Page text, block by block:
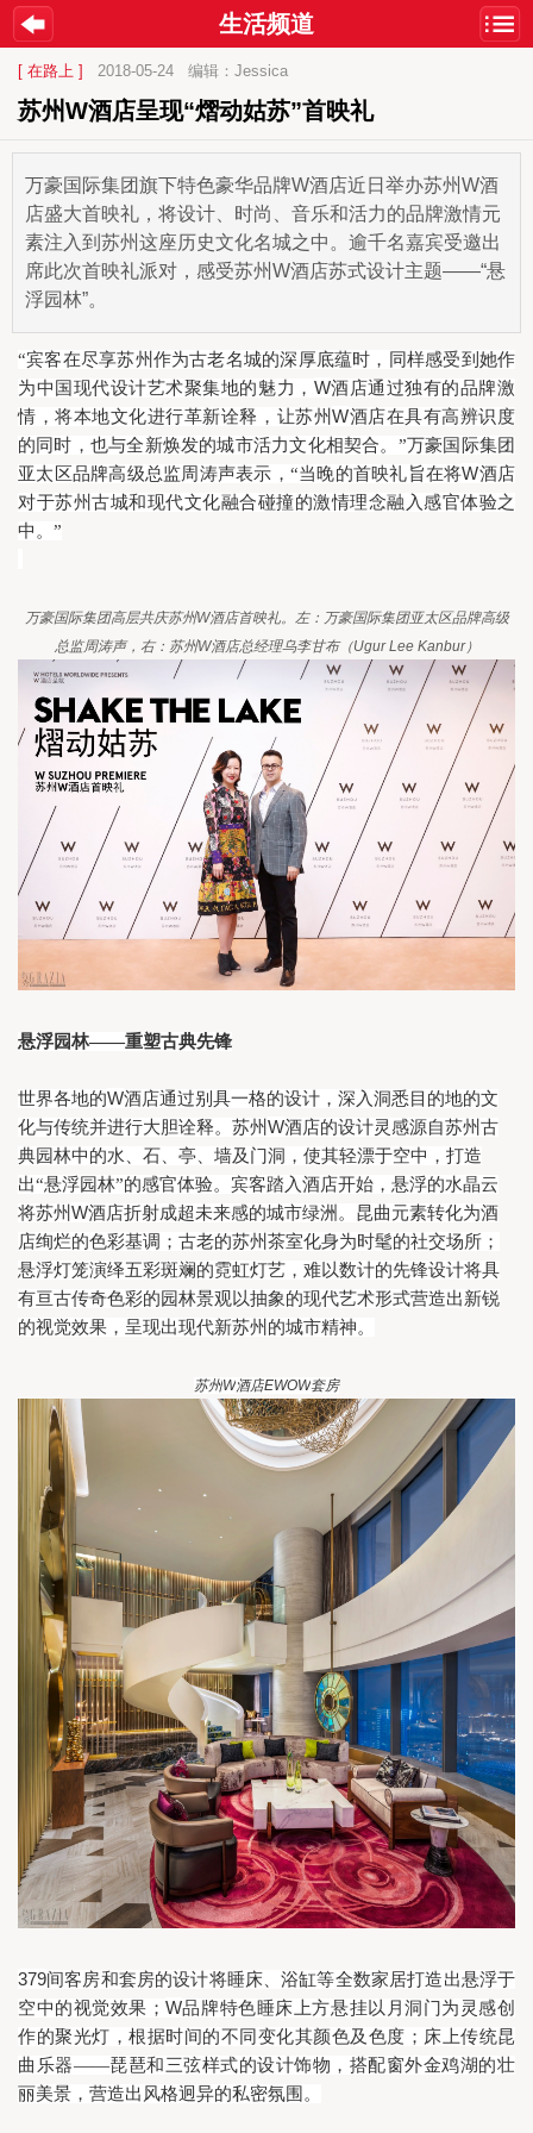
生活频道
[ 在路上 ] 2018-05-24 编辑：Jessica
苏州W酒店呈现“熠动姑苏”首映礼
万豪国际集团旗下特色豪华品牌W酒店近日举办苏州W酒
店盛大首映礼，将设计、时尚、音乐和活力的品牌激情元
素注入到苏州这座历史文化名城之中。逾千名嘉宾受邀出
席此次首映礼派对，感受苏州W酒店苏式设计主题——“悬
浮园林”。
“宾客在尽享苏州作为古老名城的深厚底蕴时，同样感受到她作
为中国现代设计艺术聚集地的魅力， W酒店通过独有的品牌激
情，将本地文化进行革新诠释，让苏州W酒店在具有高辨识度
的同时，也与全新焕发的城市活力文化相契合。”万豪国际集团
亚太区品牌高级总监周涛声表示，“当晚的首映礼旨在将W酒店
对于苏州古城和现代文化融合碰撞的激情理念融入感官体验之
中。”
万豪国际集团高层共庆苏州W酒店首映礼。左：万豪国际集团亚太区品牌高级
总监周涛声，右：苏州W酒店总经理乌李甘布（Ugur Lee Kanbur）
悬浮园林——重塑古典先锋
世界各地的W酒店通过别具一格的设计，深入洞悉目的地的文
化与传统并进行大胆诠释。苏州W酒店的设计灵感源自苏州古
典园林中的水、石、亭、墙及门洞，使其轻漂于空中，打造
出“悬浮园林”的感官体验。宾客踏入酒店开始，悬浮的水晶云
将苏州W酒店折射成超未来感的城市绿洲。昆曲元素转化为酒
店绚烂的色彩基调；古老的苏州茶室化身为时髦的社交场所；
悬浮灯笼演绎五彩斑斓的霓虹灯艺，难以数计的先锋设计将具
有亘古传奇色彩的园林景观以抽象的现代艺术形式营造出新锐
的视觉效果，呈现出现代新苏州的城市精神。
苏州W酒店EWOW套房
379间客房和套房的设计将睡床、浴缸等全数家居打造出悬浮于
空中的视觉效果； W品牌特色睡床上方悬挂以月洞门为灵感创
作的聚光灯，根据时间的不同变化其颜色及色度；床上传统昆
曲乐器——琵琶和三弦样式的设计饰物，搭配窗外金鸡湖的壮
丽美景，营造出风格迥异的私密氛围。